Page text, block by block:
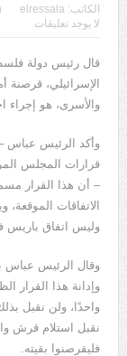
الكاتب: elressala
لا يوجد تعليقات
قال رئيس دولة
الإسرائيلي، قرصنة
والأسرى، هو إجراء
وأكد الرئيس عباس –
قرارات المجلس
– أن هذا القرار
الاتفاقات الموقعة،
وليس اتفاق باريس
وقال الرئيس عباس
وإدانة هذا القرار
واحدًا، ولن نقبل
نقبل استلام قرش
فليقرصنوا بقيته.